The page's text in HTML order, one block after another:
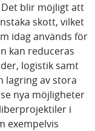
Det blir möjligt att
skott, vilket
idag används för
kan reduceras
logistik samt
lagring av stora
nya möjligheter
i
exempelvis